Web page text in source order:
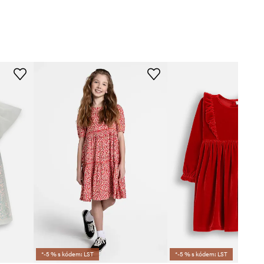
*-5 % s kódem: LST *-5 % s kódem: LST